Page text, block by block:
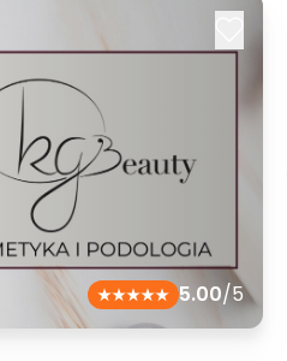
5.00/5